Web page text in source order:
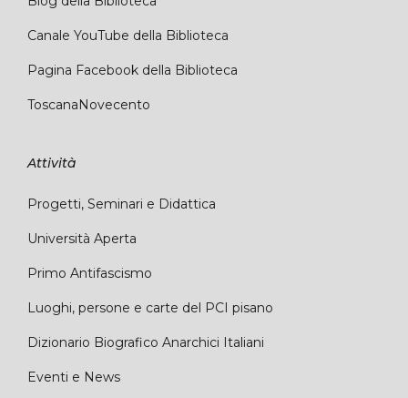
Canale YouTube della Biblioteca
Pagina Facebook della Biblioteca
ToscanaNovecento
Attività
Progetti, Seminari e Didattica
Università Aperta
Primo Antifascismo
Luoghi, persone e carte del PCI pisano
Dizionario Biografico Anarchici Italiani
Eventi e News